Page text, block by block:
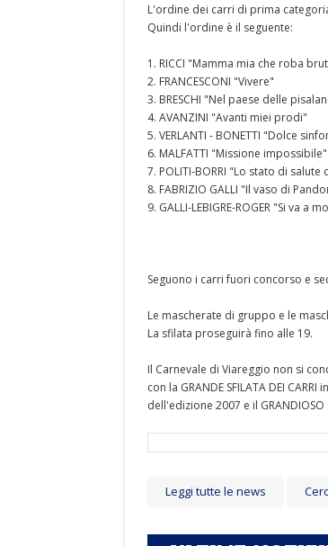
L'ordine dei carri di prima
Quindi l'ordine è il seguente:
1. RICCI "Mamma mia che roba
2. FRANCESCONI "Vivere"
3. BRESCHI "Nel paese delle
4. AVANZINI "Avanti miei prodi"
5. VERLANTI - BONETTI "Dolce
6. MALFATTI "Missione impossibile"
7. POLITI-BORRI "Lo stato di salute
8. FABRIZIO GALLI "Il vaso di
9. GALLI-LEBIGRE-ROGER "Si va a
Seguono i carri fuori concorso e
Le mascherate di gruppo e le
La sfilata proseguirà fino alle 19.
Il Carnevale di Viareggio non si
con la GRANDE SFILATA DEI
dell'edizione 2007 e il GRANDIOSO
Leggi tutte le news